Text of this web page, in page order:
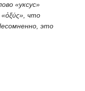
«уксус»
«ὀξύς», что
это